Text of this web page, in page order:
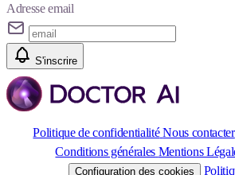
Adresse email
S'inscrire
Politique de confidentialité Nous contacter
Conditions générales Mentions
Configuration des cookies